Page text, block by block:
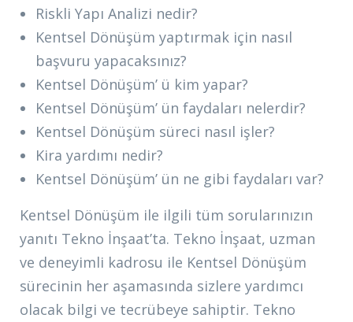
Riskli Yapı Analizi nedir?
Kentsel Dönüşüm yaptırmak için nasıl
başvuru yapacaksınız?
Kentsel Dönüşüm’ ü kim yapar?
Kentsel Dönüşüm’ ün faydaları nelerdir?
Kentsel Dönüşüm süreci nasıl işler?
Kira yardımı nedir?
Kentsel Dönüşüm’ ün ne gibi faydaları var?
Kentsel Dönüşüm ile ilgili tüm sorularınızın
yanıtı Tekno İnşaat’ta. Tekno İnşaat, uzman
ve deneyimli kadrosu ile Kentsel Dönüşüm
sürecinin her aşamasında sizlere yardımcı
olacak bilgi ve tecrübeye sahiptir. Tekno